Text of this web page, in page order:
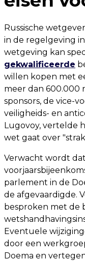
Russische
in de regelgeving
wetgeving kan
gekwalificeerde
willen kopen met
meer dan 600.000
sponsors, de vice-
veiligheids- en
Lugovoy, vertelde
wet gaat over
Verwacht wordt
parlement in de
de afgevaardigde.
besproken met de
Eventuele
door een
Doema en